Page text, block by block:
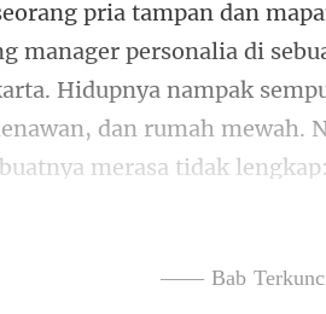
Hidupnya nampak
—— Bab